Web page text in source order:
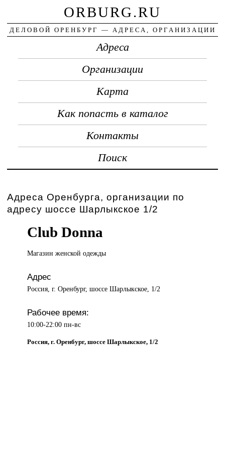
ORBURG.RU
ДЕЛОВОЙ ОРЕНБУРГ — АДРЕСА, ОРГАНИЗАЦИИ
Адреса
Организации
Карта
Как попасть в каталог
Контакты
Поиск
Адреса Оренбурга, организации по
адресу шоссе Шарлыкское 1/2
Club Donna
Магазин женскойодежды
Адрес
Россия, г. Оренбург, шоссе Шарлыкское, 1/2
Рабочее время:
10:00-22:00 пн-вс
Россия, г. Оренбург, шоссе Шарлыкское, 1/2